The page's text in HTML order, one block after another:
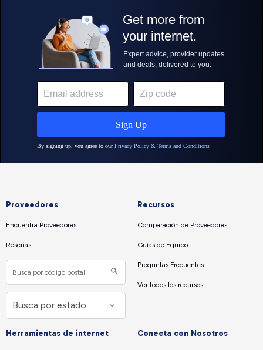
Proveedores
Encuentra Proveedores
Reseñas
Recursos
Comparación de Proveedores
Guías de Equipo
Preguntas Frecuentes
Ver todos los recursos
Herramientas de internet Conecta con Nosotros